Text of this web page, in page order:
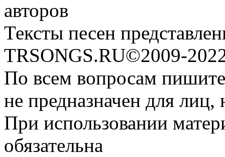
авторов
Тексты песен
TRSONGS.RU©2009-
По всем вопросам
не предназначен для
При использовании
обязательна